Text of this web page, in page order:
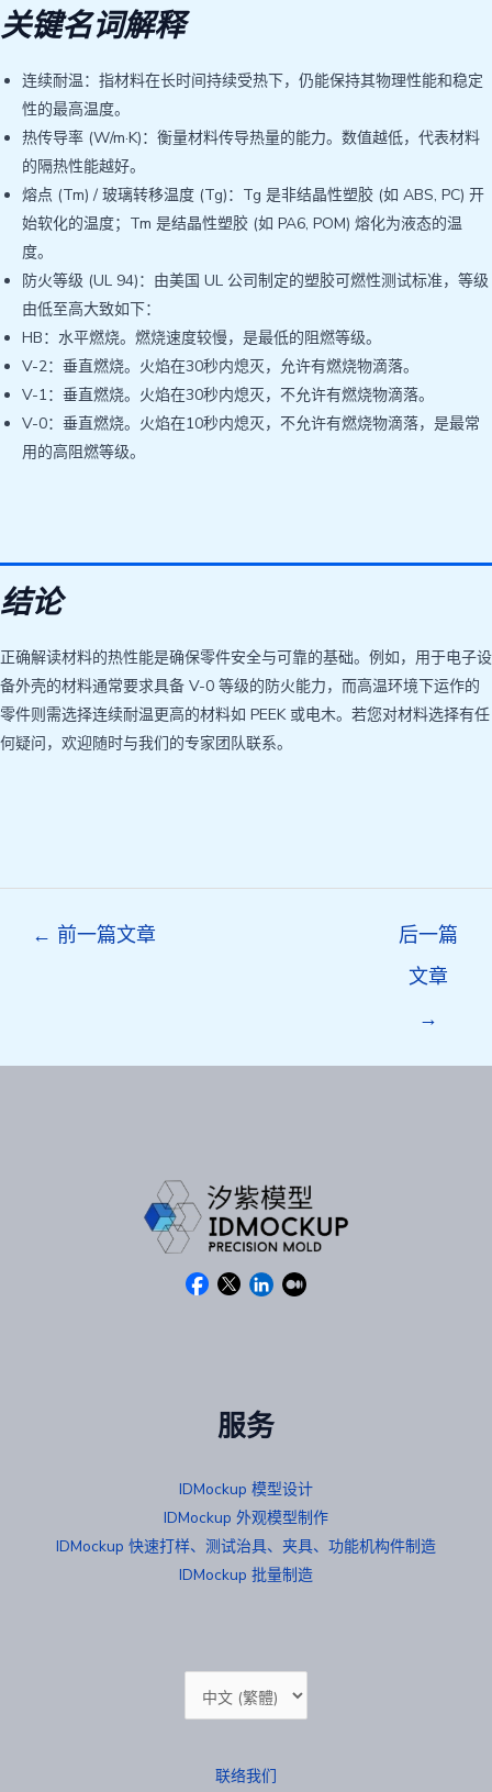
关键名词解释
连续耐温：指材料在长时间持续受热下，仍能保持其物理性能和稳定
性的最高温度。
热传导率 (W/m·K)：衡量材料传导热量的能力。数值越低，代表材料
的隔热性能越好。
熔点 (Tm) / 玻璃转移温度 (Tg)：Tg 是非结晶性塑胶 (如 ABS, PC) 开
始软化的温度；Tm 是结晶性塑胶 (如 PA6, POM) 熔化为液态的温
度。
防火等级 (UL 94)：由美国 UL 公司制定的塑胶可燃性测试标准，等级
由低至高大致如下：
HB：水平燃烧。燃烧速度较慢，是最低的阻燃等级。
V-2：垂直燃烧。火焰在30秒内熄灭，允许有燃烧物滴落。
V-1：垂直燃烧。火焰在30秒内熄灭，不允许有燃烧物滴落。
V-0：垂直燃烧。火焰在10秒内熄灭，不允许有燃烧物滴落，是最常
用的高阻燃等级。
结论
正确解读材料的热性能是确保零件安全与可靠的基础。例如，用于电子设
备外壳的材料通常要求具备 V-0 等级的防火能力，而高温环境下运作的
零件则需选择连续耐温更高的材料如 PEEK 或电木。若您对材料选择有任
何疑问，欢迎随时与我们的专家团队联系。
← 前一篇文章
后一篇
文章
→
服务
IDMockup 模型设计
IDMockup 外观模型制作
IDMockup 快速打样、测试治具、夹具、功能机构件制造
IDMockup 批量制造
择
联络我们